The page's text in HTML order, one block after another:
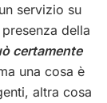
servizio su
della
certamente
una cosa è
altra cosa